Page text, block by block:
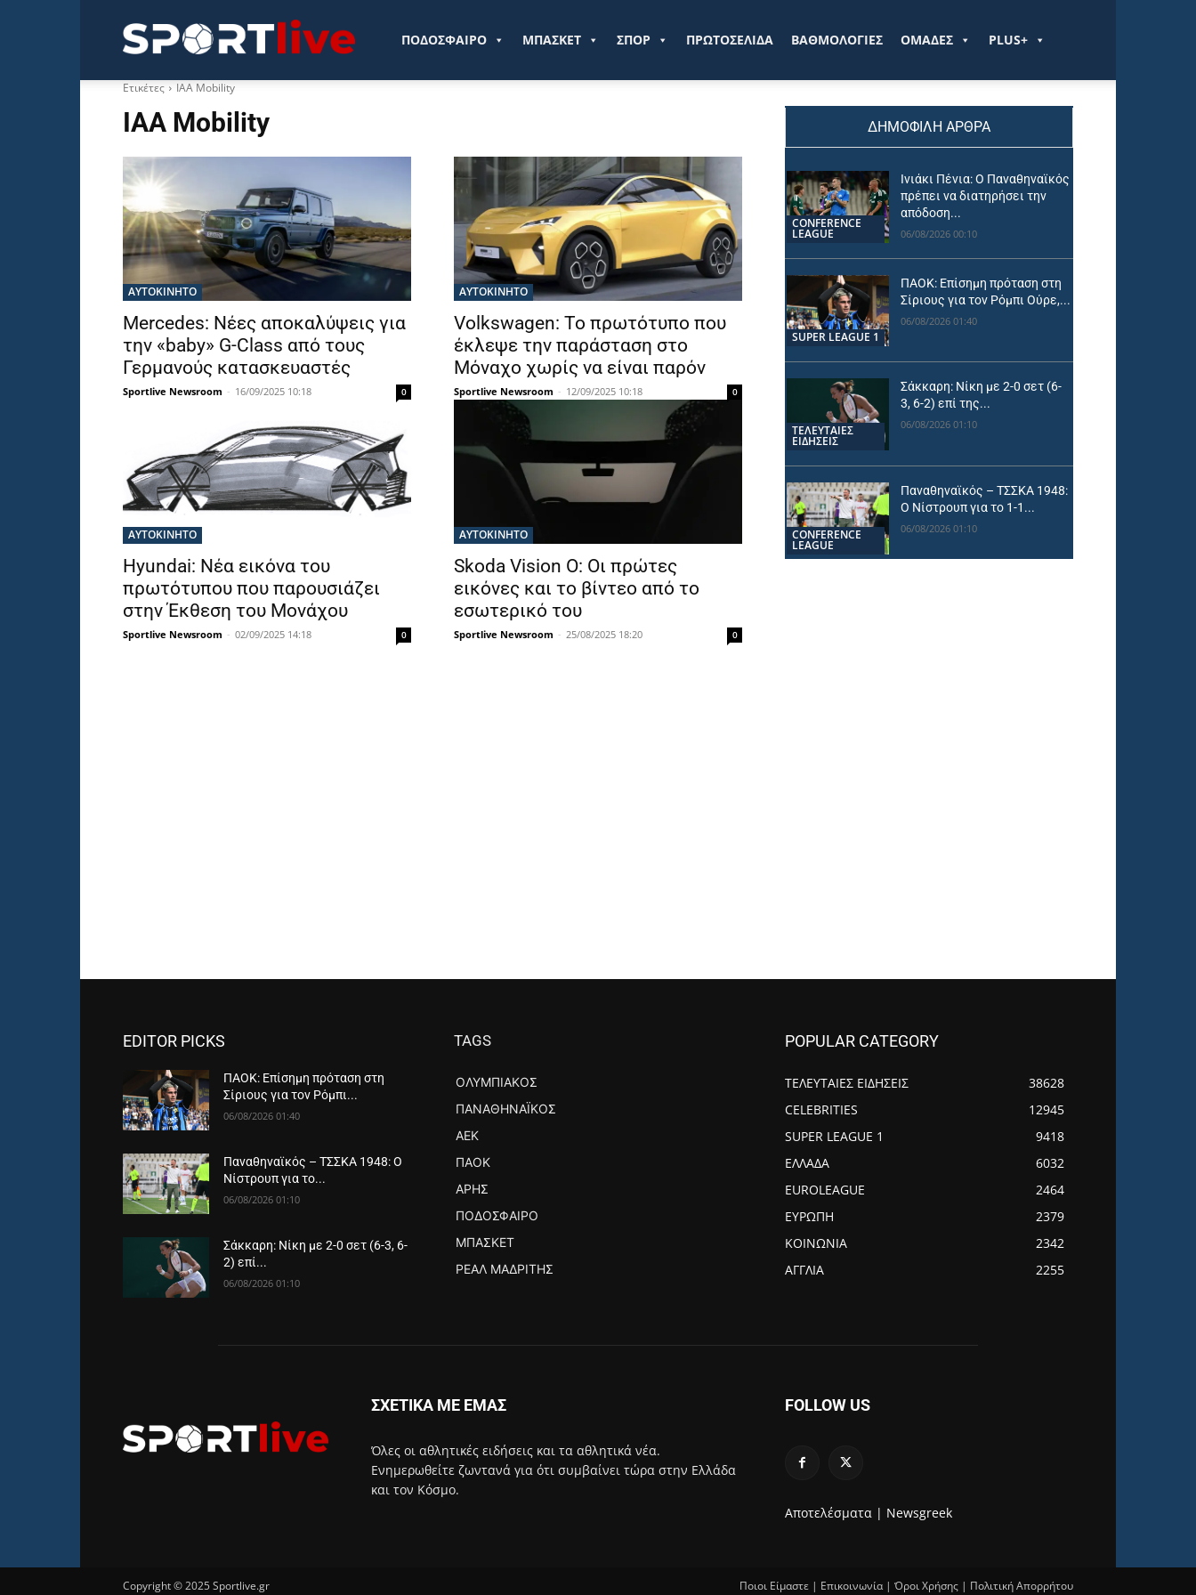
Sportlive.grΠΟΔΟΣΦΑΙΡΟ ΜΠΑΣΚΕΤ ΣΠΟΡ ΠΡΩΤΟΣΕΛΙΔΑ ΒΑΘΜΟΛΟΓΙΕΣ ΟΜΑΔΕΣ PLUS+
Ετικέτες ΙΑΑ Mobility
ΙΑΑ Mobility
ΑΥΤΟΚΙΝΗΤΟ
Mercedes: Νέες αποκαλύψεις για
την «baby» G-Class από τους
Γερμανούς κατασκευαστές
Sportlive Newsroom - 16/09/2025 10:18 0
ΑΥΤΟΚΙΝΗΤΟ
Volkswagen: Το πρωτότυπο που
έκλεψε την παράσταση στο
Μόναχο χωρίς να είναι παρόν
Sportlive Newsroom - 12/09/2025 10:18 0
ΑΥΤΟΚΙΝΗΤΟ
Hyundai: Νέα εικόνα του
πρωτότυπου που παρουσιάζει
στην Έκθεση του Μονάχου
Sportlive Newsroom - 02/09/2025 14:18 0
ΑΥΤΟΚΙΝΗΤΟ
Skoda Vision O: Οι πρώτες
εικόνες και το βίντεο από το
εσωτερικό του
Sportlive Newsroom - 25/08/2025 18:20 0
ΔΗΜΟΦΙΛΗ ΑΡΘΡΑ
CONFERENCE
LEAGUE
Ινιάκι Πένια: Ο Παναθηναϊκός
πρέπει να διατηρήσει την
απόδοση...
06/08/2026 00:10
SUPER LEAGUE 1
ΠΑΟΚ: Επίσημη πρόταση στη
Σίριους για τον Ρόμπι Ούρε,...
06/08/2026 01:40
ΤΕΛΕΥΤΑΙΕΣ
ΕΙΔΗΣΕΙΣ
Σάκκαρη: Νίκη με 2-0 σετ (6-
3, 6-2) επί της...
06/08/2026 01:10
CONFERENCE
LEAGUE
Παναθηναϊκός – ΤΣΣΚΑ 1948:
Ο Νίστρουπ για το 1-1...
06/08/2026 01:10
EDITOR PICKS
ΠΑΟΚ: Επίσημη πρόταση στη
Σίριους για τον Ρόμπι...
06/08/2026 01:40
Παναθηναϊκός – ΤΣΣΚΑ 1948: Ο
Νίστρουπ για το...
06/08/2026 01:10
Σάκκαρη: Νίκη με 2-0 σετ (6-3, 6-
2) επί...
06/08/2026 01:10
TAGS
ΟΛΥΜΠΙΑΚΌΣ
ΠΑΝΑΘΗΝΑΪΚΌΣ
ΑΕΚ
ΠΑΟΚ
ΆΡΗΣ
ΠΟΔΌΣΦΑΙΡΟ
ΜΠΆΣΚΕΤ
ΡΕΆΛ ΜΑΔΡΊΤΗΣ
POPULAR CATEGORY
ΤΕΛΕΥΤΑΙΕΣ ΕΙΔΗΣΕΙΣ
38628
CELEBRITIES
12945
SUPER LEAGUE 1
9418
ΕΛΛΑΔΑ
6032
EUROLEAGUE
2464
ΕΥΡΩΠΗ
2379
ΚΟΙΝΩΝΙΑ
2342
ΑΓΓΛΙΑ
2255
ΣΧΕΤΙΚΑ ΜΕ ΕΜΑΣ
Όλες οι αθλητικές ειδήσεις και τα αθλητικά νέα.
Ενημερωθείτε ζωντανά για ότι συμβαίνει τώρα στην Ελλάδα
και τον Κόσμο.
FOLLOW US
Αποτελέσματα | Newsgreek
Copyright © 2025 Sportlive.gr Ποιοι Είμαστε | Επικοινωνία| Όροι Χρήσης | Πολιτική Απορρήτου